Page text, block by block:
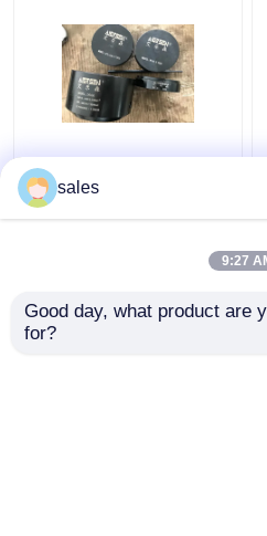
Sollevamento massimo
di tensionamento
idraulico del cilindro
sales
9:27
Good day, what product are
for?